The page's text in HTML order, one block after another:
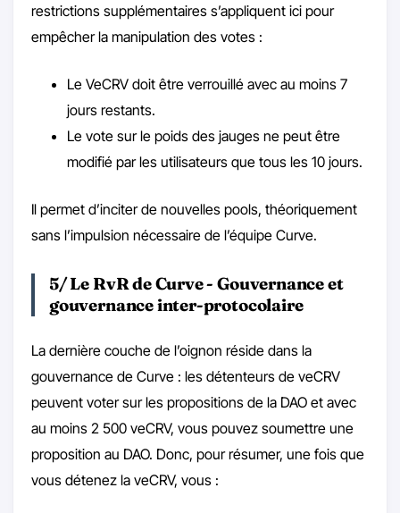
restrictions supplémentaires s’appliquent ici pour
empêcher la manipulation des votes :
Le VeCRV doit être verrouillé avec au moins 7
jours restants.
Le vote sur le poids des jauges ne peut être
modifié par les utilisateurs que tous les 10 jours.
Il permet d’inciter de nouvelles pools, théoriquement
sans l’impulsion nécessaire de l’équipe Curve.
5/ Le RvR de Curve - Gouvernance et
gouvernance inter-protocolaire
La dernière couche de l’oignon réside dans la
gouvernance de Curve : les détenteurs de veCRV
peuvent voter sur les propositions de la DAO et avec
au moins 2 500 veCRV, vous pouvez soumettre une
proposition au DAO. Donc, pour résumer, une fois que
vous détenez la veCRV, vous :